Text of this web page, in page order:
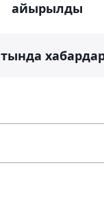
айырылды